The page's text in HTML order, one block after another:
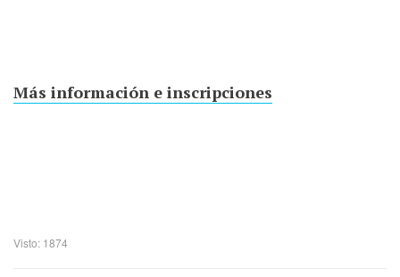
Más información e inscripciones
Visto: 1874